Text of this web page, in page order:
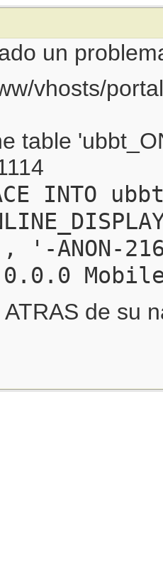
un
vhosts/
table
INTO
, '-
de su